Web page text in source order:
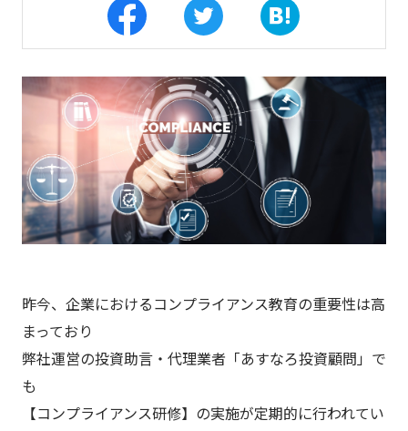
昨今、企業におけるコンプライアンス教育の重要性は高
まっており
弊社運営の投資助言・代理業者「あすなろ投資顧問」で
も
【コンプライアンス研修】の実施が定期的に行われてい